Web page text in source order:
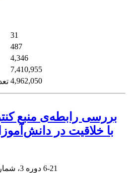
31
487
4,346
7,410,955
4,962,050
بررسی رابطه‌ی منبع
با خلاقیت در
6-21